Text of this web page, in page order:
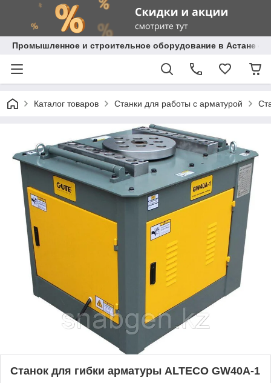
Промышленное и строительное оборудование в Астане с
Каталог товаров Станки для работы с арматурой
Станок для гибки арматуры ALTECO GW40A-1